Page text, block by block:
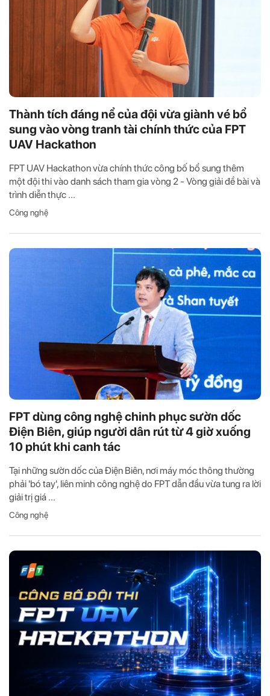
Thành tích đáng nể của đội vừa giành vé bổ
sung vào vòng tranh tài chính thức của FPT
UAV Hackathon
FPT UAV Hackathon vừa chính thức công bố bổ sung thêm
một đội thi vào danh sách tham gia vòng 2 - Vòng giải đề bài và
trình diễn thực ...
Công nghệ
FPT dùng công nghệ chinh phục sườn dốc
Điện Biên, giúp người dân rút từ 4 giờ xuống
10 phút khi canh tác
Tại những sườn dốc của Điện Biên, nơi máy móc thông thường
phải 'bó tay', liên minh công nghệ do FPT dẫn đầu vừa tung ra lời
giải trị giá ...
Công nghệ